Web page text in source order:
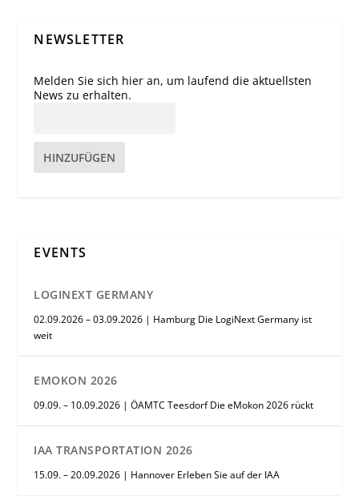
NEWSLETTER
Melden Sie sich hier an, um laufend die aktuellsten
News zu erhalten.
HINZUFÜGEN
EVENTS
LOGINEXT GERMANY
02.09.2026 – 03.09.2026 | Hamburg Die LogiNext Germany ist
weit
EMOKON 2026
09.09. – 10.09.2026 | ÖAMTC Teesdorf Die eMokon 2026 rückt
IAA TRANSPORTATION 2026
15.09. – 20.09.2026 | Hannover Erleben Sie auf der IAA